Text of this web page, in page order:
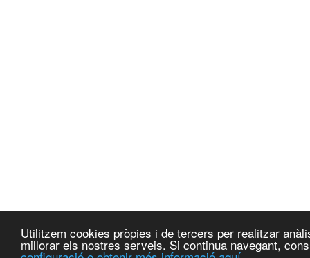
Utilitzem cookies pròpies i de tercers per realitzar
millorar els nostres serveis. Si continua navegant,